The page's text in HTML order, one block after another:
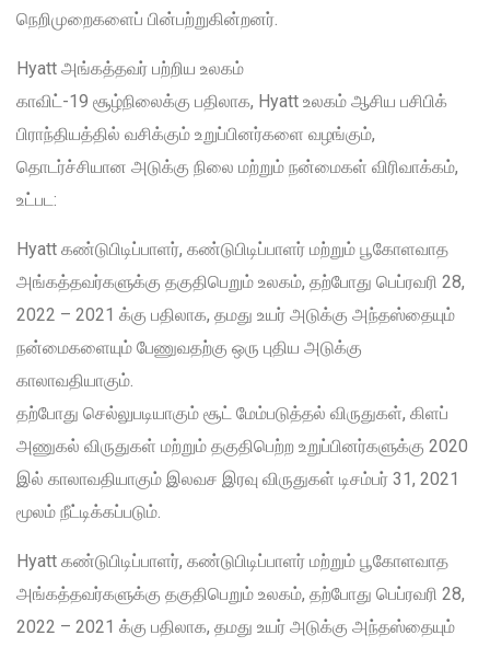
நெறிமுறைகளைப் பின்பற்றுகின்றனர்.
Hyatt அங்கத்தவர் பற்றிய உலகம்
காவிட்-19 சூழ்நிலைக்கு பதிலாக, Hyatt உலகம் ஆசிய பசிபிக்
பிராந்தியத்தில் வசிக்கும் உறுப்பினர்களை வழங்கும்,
தொடர்ச்சியான அடுக்கு நிலை மற்றும் நன்மைகள் விரிவாக்கம்,
உட்பட:
Hyatt கண்டுபிடிப்பாளர், கண்டுபிடிப்பாளர் மற்றும் பூகோளவாத
அங்கத்தவர்களுக்கு தகுதிபெறும் உலகம், தற்போது பெப்ரவரி 28,
2022 – 2021 க்கு பதிலாக, தமது உயர் அடுக்கு அந்தஸ்தையும்
நன்மைகளையும் பேணுவதற்கு ஒரு புதிய அடுக்கு
காலாவதியாகும்.
தற்போது செல்லுபடியாகும் சூட் மேம்படுத்தல் விருதுகள், கிளப்
அணுகல் விருதுகள் மற்றும் தகுதிபெற்ற உறுப்பினர்களுக்கு 2020
இல் காலாவதியாகும் இலவச இரவு விருதுகள் டிசம்பர் 31, 2021
மூலம் நீட்டிக்கப்படும்.
Hyatt கண்டுபிடிப்பாளர், கண்டுபிடிப்பாளர் மற்றும் பூகோளவாத
அங்கத்தவர்களுக்கு தகுதிபெறும் உலகம், தற்போது பெப்ரவரி 28,
2022 – 2021 க்கு பதிலாக, தமது உயர் அடுக்கு அந்தஸ்தையும்